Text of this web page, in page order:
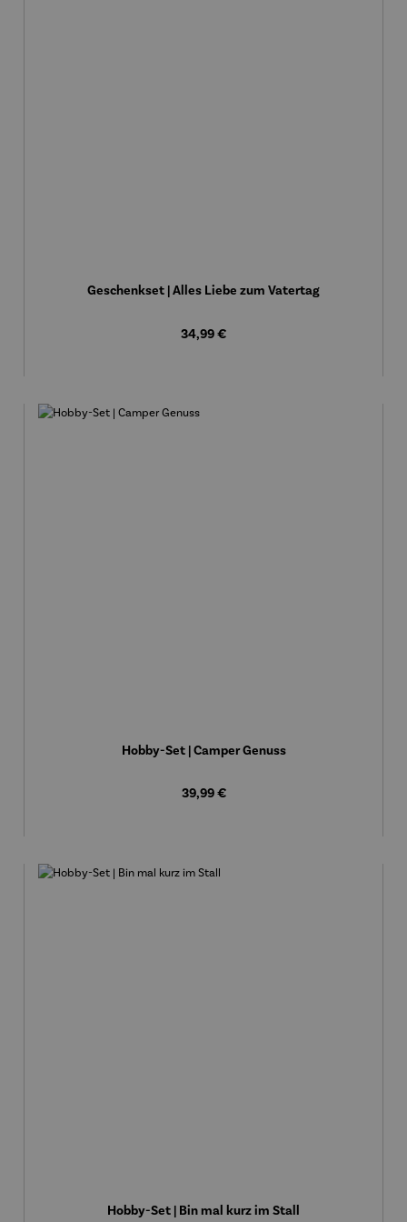
Geschenkset | Alles Liebe zum Vatertag
Regulärer Preis:
34,99 €
Hobby-Set | Camper Genuss
Regulärer Preis:
39,99 €
Hobby-Set | Bin mal kurz im Stall